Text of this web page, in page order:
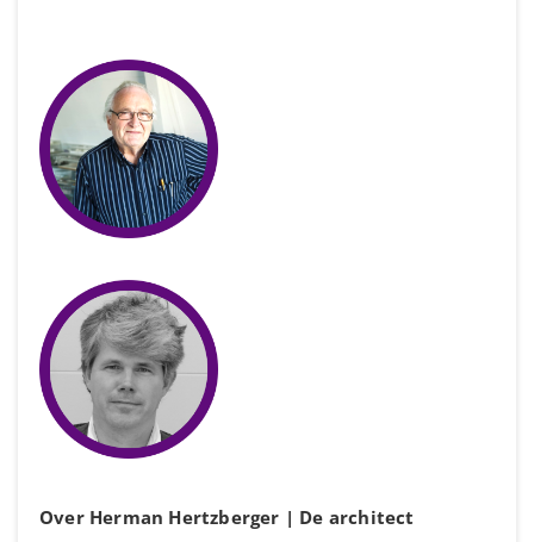
Over Herman Hertzberger | De architect